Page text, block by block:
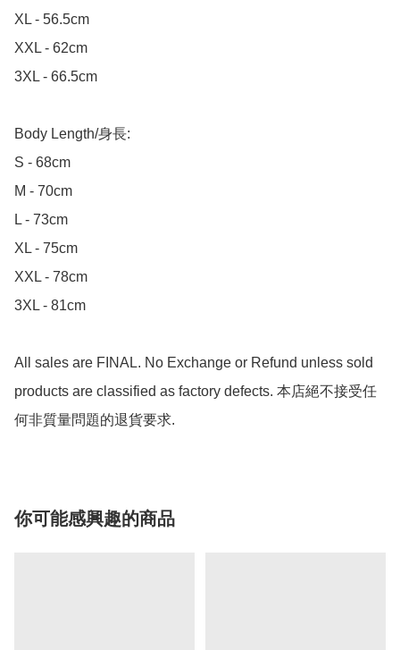
XL - 56.5cm
XXL - 62cm
3XL - 66.5cm
Body Length/身長:
S - 68cm
M - 70cm
L - 73cm
XL - 75cm
XXL - 78cm
3XL - 81cm
All sales are FINAL. No Exchange or Refund unless sold
products are classified as factory defects. 本店絕不接受任
何非質量問題的退貨要求.
你可能感興趣的商品